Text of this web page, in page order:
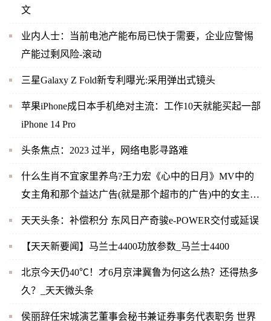
文
业内人士：当前电池产能布局已快于需要，企业应警惕
产能过剩风险-滚动
三星Galaxy Z Fold新专利曝光:采用弹出式镜头
苹果iPhone成日本手机绝对主流：工作10天就能买起一部
iPhone 14 Pro
头条焦点：2023 过半，网络电影寻路难
什么生肖不宜家里养鸟?王力宏《心中的日月》MV中的
女主角和那个益达广告(就是那个超市的广告)中的女主角
天天头条：补偿积分 东风日产奇骏e-POWER交付或延误
【天天新要闻】马兰士4400功放参数_马兰士4400
北京今天仍40℃！才6月京津冀鲁为何这么热？还得热多
久？_天天微头条
侯丽辞任宋城演艺董事会秘书兼证券事务代表职务 世界